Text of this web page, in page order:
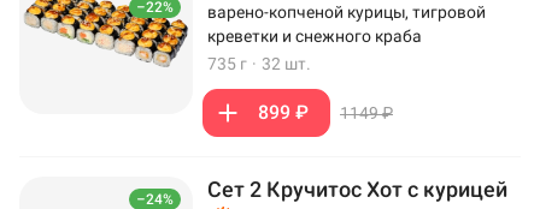
–22%
варено-копченой курицы, тигровой
креветки и снежного краба
735 г · 32 шт.
899 ₽ 1149 ₽
–24% Сет 2 Кручитос Хот с курицей